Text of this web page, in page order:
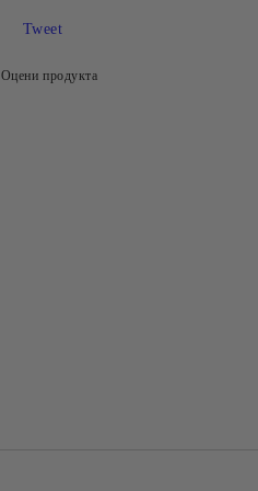
Tweet
Оцени продукта